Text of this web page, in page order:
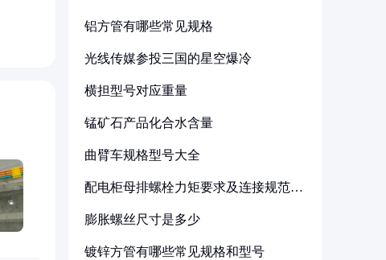
铝方管有哪些常见规格
光线传媒参投三国的星空爆冷
横担型号对应重量
锰矿石产品化合水含量
曲臂车规格型号大全
配电柜母排螺栓力矩要求及连接规范详
膨胀螺丝尺寸是多少
镀锌方管有哪些常见规格和型号